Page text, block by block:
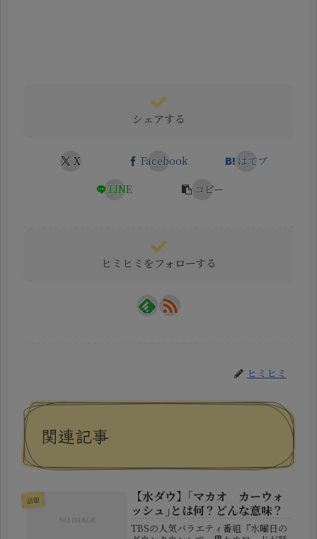
シェアする
X Facebook
はてブ
LINE
コピー
ヒミヒミをフォローする
ヒミヒミ
関連記事
話題
【水ダウ】｢マカオ カーウォ
ッシュ｣とは何？どんな意味？
TBSの人気バラエティ番組『水曜日の